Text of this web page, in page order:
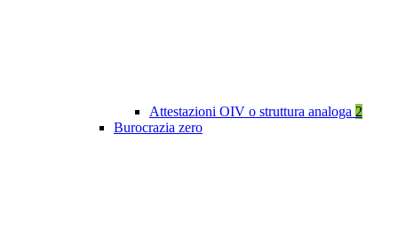
Attestazioni OIV o struttura analoga 2
Burocrazia zero